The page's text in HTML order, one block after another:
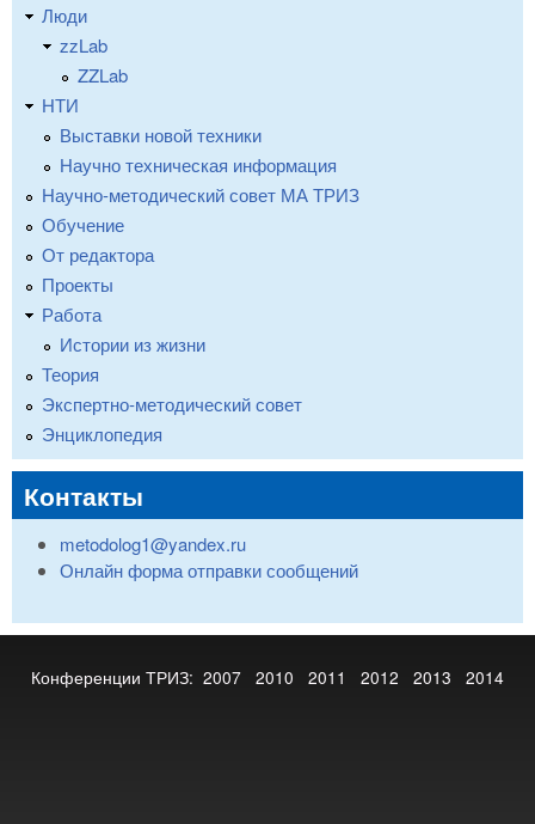
Люди
zzLab
ZZLab
НТИ
Выставки новой техники
Научно техническая информация
Научно-методический совет МА ТРИЗ
Обучение
От редактора
Проекты
Работа
Истории из жизни
Теория
Экспертно-методический совет
Энциклопедия
Контакты
metodolog1@yandex.ru
Онлайн форма отправки сообщений
Конференции ТРИЗ: 2007 2010 2011 2012 2013 2014